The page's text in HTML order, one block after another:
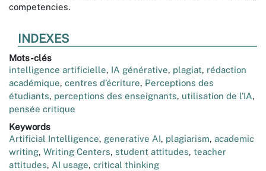
competencies.
INDEXES
Mots-clés
intelligence artificielle, IA générative, plagiat, rédaction
académique, centres d’écriture, Perceptions des
étudiants, perceptions des enseignants, utilisation de l’IA,
pensée critique
Keywords
Artificial Intelligence, generative AI, plagiarism, academic
writing, Writing Centers, student attitudes, teacher
attitudes, AI usage, critical thinking